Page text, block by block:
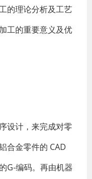
的理论分析及工艺
工的重要意义及优
设计，来完成对零
合金零件的 CAD
G-编码。再由机器